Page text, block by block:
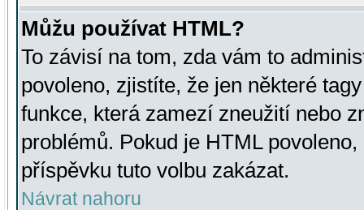
Můžu používat HTML?
To závisí na tom, zda vám to
povoleno, zjistíte, že jen některé
funkce, která zamezí zneužití nebo
problémů. Pokud je HTML
příspěvku tuto volbu zakázat.
Návrat nahoru